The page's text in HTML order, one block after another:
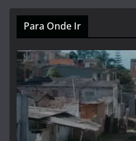
Para Onde Ir